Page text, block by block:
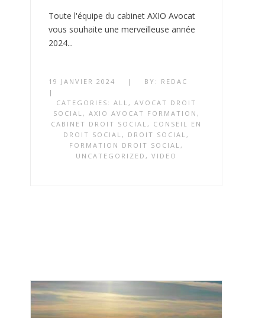
Toute l'équipe du cabinet AXIO Avocat
vous souhaite une merveilleuse année
2024...
19 JANVIER 2024 | BY: REDAC
|
CATEGORIES:ALL ,AVOCAT DROIT
SOCIAL , AXIO AVOCAT FORMATION ,
CABINET DROIT SOCIAL , CONSEIL EN
DROIT SOCIAL , DROIT SOCIAL ,
FORMATION DROIT SOCIAL ,
UNCATEGORIZED ,VIDEO